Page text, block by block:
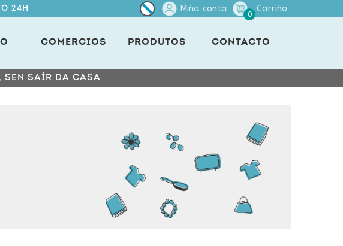
24H Miña conta
0
Carriño
COMERCIOS PRODUTOS CONTACTO
SEN SAÍR DA CASA